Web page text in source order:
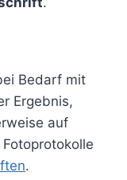
Bedarf mit
Ergebnis,
auf
.